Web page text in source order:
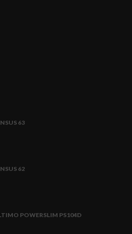
63
62
POWERSLIM PS104D